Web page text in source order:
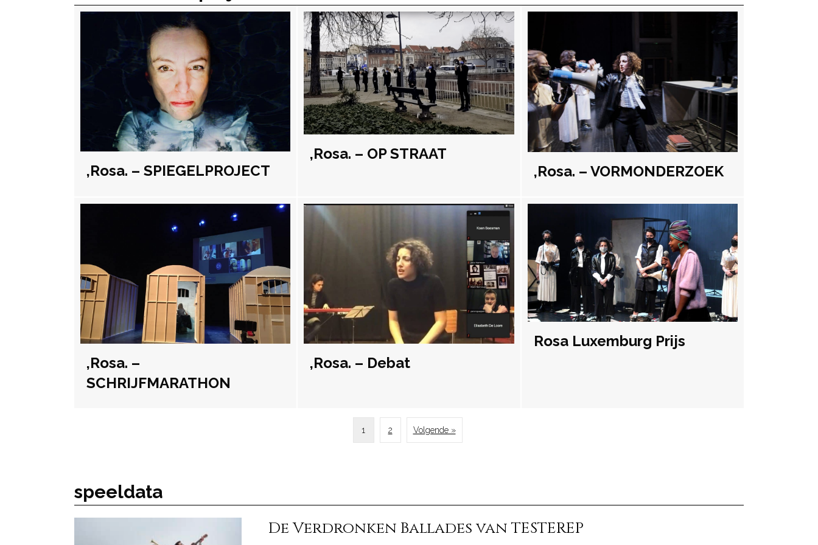
,Rosa. – SPIEGELPROJECT
,Rosa. – OP STRAAT
,Rosa. – VORMONDERZOEK
,Rosa. –
SCHRIJFMARATHON
,Rosa. – Debat
Rosa Luxemburg Prijs
1 2 Volgende »
speeldata
De Verdronken Ballades van TESTEREP